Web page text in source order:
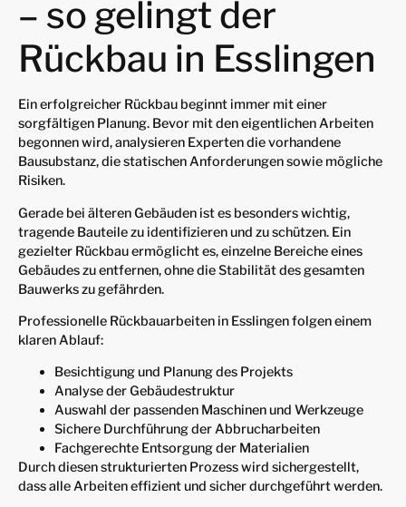
– so gelingt der
Rückbau in Esslingen
Ein erfolgreicher Rückbau beginnt immer mit einer
sorgfältigen Planung. Bevor mit den eigentlichen Arbeiten
begonnen wird, analysieren Experten die vorhandene
Bausubstanz, die statischen Anforderungen sowie mögliche
Risiken.
Gerade bei älteren Gebäuden ist es besonders wichtig,
tragende Bauteile zu identifizieren und zu schützen. Ein
gezielter Rückbau ermöglicht es, einzelne Bereiche eines
Gebäudes zu entfernen, ohne die Stabilität des gesamten
Bauwerks zu gefährden.
Professionelle Rückbauarbeiten in Esslingen folgen einem
klaren Ablauf:
Besichtigung und Planung des Projekts
Analyse der Gebäudestruktur
Auswahl der passenden Maschinen und Werkzeuge
Sichere Durchführung der Abbrucharbeiten
Fachgerechte Entsorgung der Materialien
Durch diesen strukturierten Prozess wird sichergestellt,
dass alle Arbeiten effizient und sicher durchgeführt werden.